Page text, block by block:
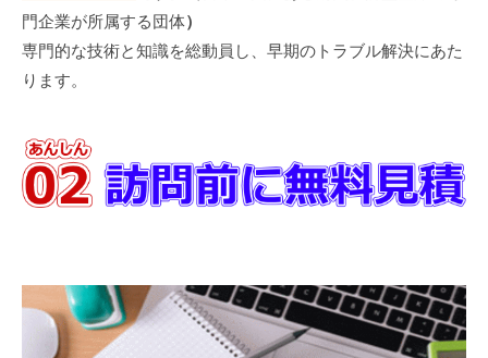
門企業が所属する団体）
専門的な技術と知識を総動員し、早期のトラブル解決にあた
ります。